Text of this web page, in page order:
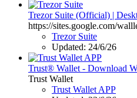
Trezor Suite (Official) |
https://sites.google.com/
Trezor Suite
Updated: 24/6/26
Trust® Wallet - Download
Trust Wallet
Trust Wallet APP